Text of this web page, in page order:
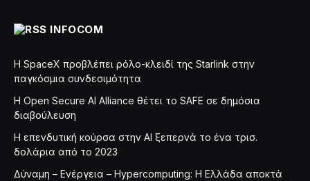
INFOCOM
Η SpaceX προβλέπει ρόλο-κλειδί της Starlink στην
παγκόσμια συνδεσιμότητα
Η Open Secure AI Alliance θέτει το SAFE σε δημόσια
διαβούλευση
Η επενδυτική κούρσα στην AI ξεπερνά το ένα τρισ.
δολάρια από το 2023
Δύναμη – Ενέργεια – Ηypercomputing: Η Ελλάδα αποκτά